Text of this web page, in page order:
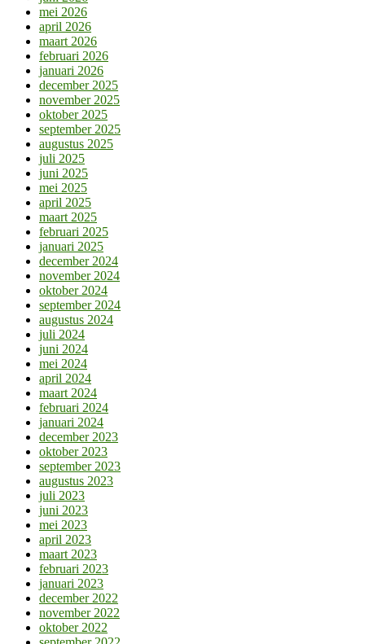
mei 2026
april 2026
maart 2026
februari 2026
januari 2026
december 2025
november 2025
oktober 2025
september 2025
augustus 2025
juli 2025
juni 2025
mei 2025
april 2025
maart 2025
februari 2025
januari 2025
december 2024
november 2024
oktober 2024
september 2024
augustus 2024
juli 2024
juni 2024
mei 2024
april 2024
maart 2024
februari 2024
januari 2024
december 2023
oktober 2023
september 2023
augustus 2023
juli 2023
juni 2023
mei 2023
april 2023
maart 2023
februari 2023
januari 2023
december 2022
november 2022
oktober 2022